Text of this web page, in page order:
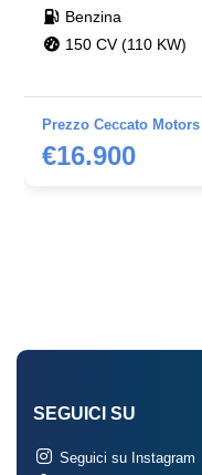
Benzina
150 CV (110 KW)
Prezzo Ceccato Motors
€16.900
SEGUICI SU
Seguici su Instagram